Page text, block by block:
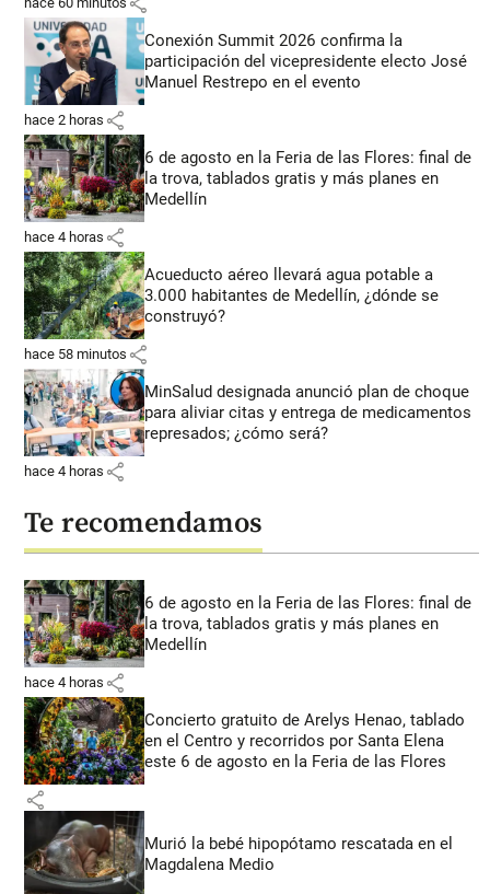
Conexión Summit 2026 confirma la
participación del vicepresidente electo José
Manuel Restrepo en el evento
hace 2 horas share
6 de agosto en la Feria de las Flores: final de
la trova, tablados gratis y más planes en
Medellín
hace 4 horas share
Acueducto aéreo llevará agua potable a
3.000 habitantes de Medellín, ¿dónde se
construyó?
hace 58 minutos share
MinSalud designada anunció plan de choque
para aliviar citas y entrega de medicamentos
represados; ¿cómo será?
hace 4 horas share
Te recomendamos
6 de agosto en la Feria de las Flores: final de
la trova, tablados gratis y más planes en
Medellín
hace 4 horas share
Concierto gratuito de Arelys Henao, tablado
en el Centro y recorridos por Santa Elena
este 6 de agosto en la Feria de las Flores
share
Murió la bebé hipopótamo rescatada en el
Magdalena Medio